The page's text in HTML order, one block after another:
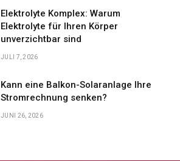
Elektrolyte Komplex: Warum
Elektrolyte für Ihren Körper
unverzichtbar sind
JULI 7, 2026
Kann eine Balkon-Solaranlage Ihre
Stromrechnung senken?
JUNI 26, 2026